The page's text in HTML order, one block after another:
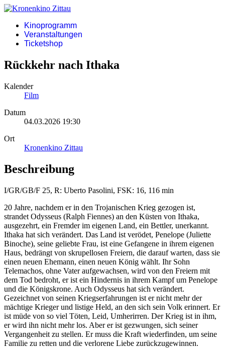
Kinoprogramm
Veranstaltungen
Ticketshop
Rückkehr nach Ithaka
Kalender
Film
Datum
04.03.2026 19:30
Ort
Kronenkino Zittau
Beschreibung
I/GR/GB/F 25, R: Uberto Pasolini, FSK: 16, 116 min
20 Jahre, nachdem er in den Trojanischen Krieg gezogen ist,
strandet Odysseus (Ralph Fiennes) an den Küsten von Ithaka,
ausgezehrt, ein Fremder im eigenen Land, ein Bettler, unerkannt.
Ithaka hat sich verändert. Das Land ist verödet, Penelope (Juliette
Binoche), seine geliebte Frau, ist eine Gefangene in ihrem eigenen
Haus, bedrängt von skrupellosen Freiern, die darauf warten, dass sie
einen neuen Ehemann, einen neuen König wählt. Ihr Sohn
Telemachos, ohne Vater aufgewachsen, wird von den Freiern mit
dem Tod bedroht, er ist ein Hindernis in ihrem Kampf um Penelope
und die Königskrone. Auch Odysseus hat sich verändert.
Gezeichnet von seinen Kriegserfahrungen ist er nicht mehr der
mächtige Krieger und listige Held, an den sich sein Volk erinnert. Er
ist müde von so viel Töten, Leid, Umherirren. Der Krieg ist in ihm,
er wird ihn nicht mehr los. Aber er ist gezwungen, sich seiner
Vergangenheit zu stellen. Er muss die Kraft wiederfinden, um seine
Familie zu retten und die verlorene Liebe zurückzugewinnen.